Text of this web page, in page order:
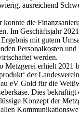
ausreichend
konnte die
Im Geschäftsjahr
mit gutem
Personalkosten
werden.
erhielt 2021
der
eV Gold für die
Dies bekräftigt
Konzept der